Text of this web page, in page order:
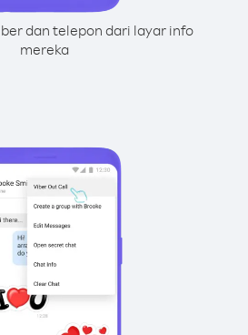
dan telepon dari layar info
mereka